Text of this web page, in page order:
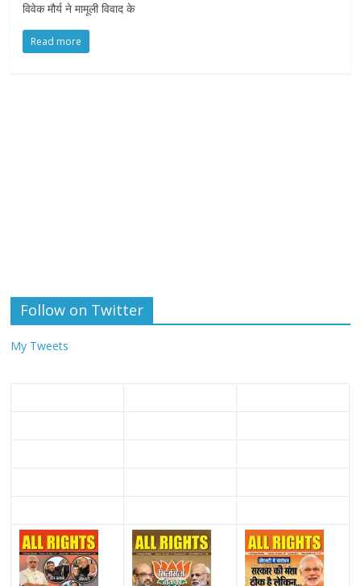
विवेक मौर्य ने मामूली विवाद के
Read more
Follow on Twitter
My Tweets